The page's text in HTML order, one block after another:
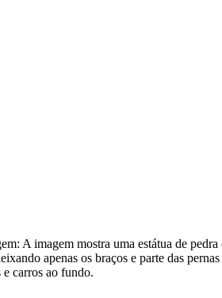
A imagem mostra uma estátua de
apenas os braços e parte das
carros ao fundo.